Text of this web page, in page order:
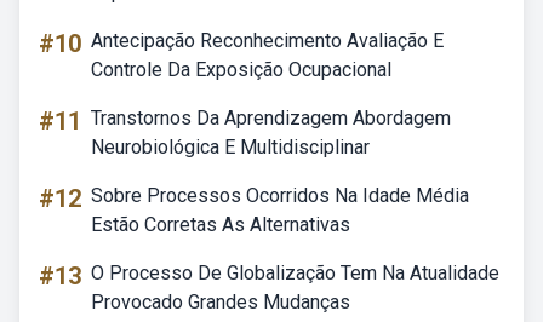
#10 Antecipação Reconhecimento Avaliação E
Controle Da Exposição Ocupacional
#11 Transtornos Da Aprendizagem Abordagem
Neurobiológica E Multidisciplinar
#12 Sobre Processos Ocorridos Na Idade Média
Estão Corretas As Alternativas
#13 O Processo De Globalização Tem Na Atualidade
Provocado Grandes Mudanças